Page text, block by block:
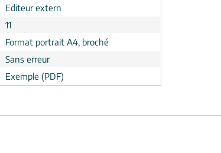
Editeur extern
11
Format portrait A4, broché
Sans erreur
Exemple (PDF)